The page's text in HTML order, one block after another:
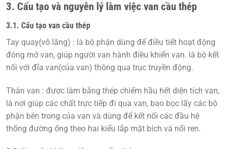
3. Cấu tạo và nguyên lý làm việc van cầu thép
3.1. Cấu tạo van cầu thép
Tay quay(vô lăng) : là bộ phận dùng để điều tiết hoạt động
đóng mở van, giúp người van hành điều khiển van. là bộ kết
nối với đĩa van(của van) thông qua trục truyền động.
Thân van : được làm bằng thép chiếm hầu hết diện tích van,
là nơi giúp các chất trực tiếp đi qua van, bao bọc lấy các bộ
phận bên trong của van và dùng để kết nối các đầu hệ
thống đường ống theo hai kiểu lắp mặt bích và nối ren.